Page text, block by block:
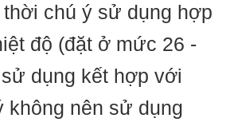
chú ý sử dụng hợp
độ (đặt ở mức 26 -
dụng kết hợp với
không nên sử dụng